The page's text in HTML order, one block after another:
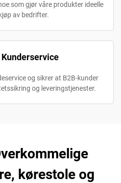
som gjør våre produkter ideelle
av bedrifter.
og sikrer at B2B-kunder
og leveringstjenester.
kørestole og